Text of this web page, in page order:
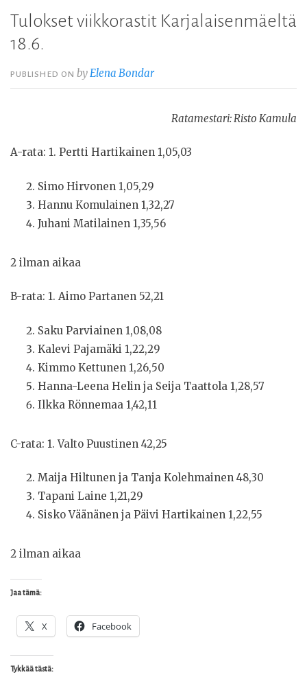
Tulokset viikkorastit Karjalaisenmäeltä
18.6.
PUBLISHED ONbyElena Bondar
Ratamestari: Risto Kamula
A-rata: 1. Pertti Hartikainen 1,05,03
Simo Hirvonen 1,05,29
Hannu Komulainen 1,32,27
Juhani Matilainen 1,35,56
2 ilman aikaa
B-rata: 1. Aimo Partanen 52,21
Saku Parviainen 1,08,08
Kalevi Pajamäki 1,22,29
Kimmo Kettunen 1,26,50
Hanna-Leena Helin ja Seija Taattola 1,28,57
Ilkka Rönnemaa 1,42,11
C-rata: 1. Valto Puustinen 42,25
Maija Hiltunen ja Tanja Kolehmainen 48,30
Tapani Laine 1,21,29
Sisko Väänänen ja Päivi Hartikainen 1,22,55
2 ilman aikaa
Jaa tämä:
X Facebook
Tykkää tästä: